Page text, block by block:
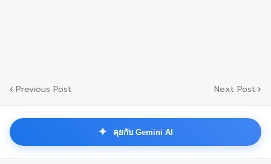
Previous Post Next Post
✦ คุยกับ Gemini AI